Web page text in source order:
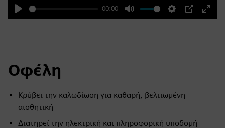
Play
00:00
Mute Settings
PIP
Enter
Οφέλη
Κρύβει την καλωδίωση για καθαρή, βελτιωμένη
αισθητική
Διατηρεί την ηλεκτρική και πληροφορική υποδομή